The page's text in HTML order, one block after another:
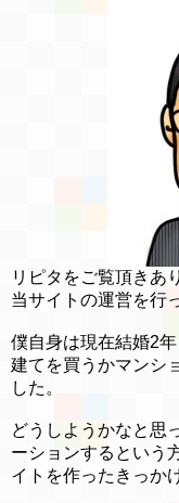
リピタをご覧頂きあ
当サイトの運営を行
僕自身は現在結婚2
建てを買うかマンシ
した。
どうしようかなと思
ーションするという
イトを作ったきっか